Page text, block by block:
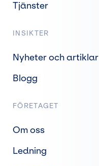
Tjänster
INSIKTER
Nyheter och artiklar
Blogg
FÖRETAGET
Om oss
Ledning